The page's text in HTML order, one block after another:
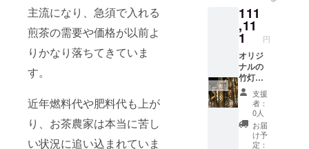
主流になり、急須で入れる
煎茶の需要や価格が以前よ
りかなり落ちてきていま
す。
近年燃料代や肥料代も上が
り、お茶農家は本当に苦し
い状況に追い込まれていま
にて/保
存方
法 福
岡県八
女市黒
木町笠
原/原産
地
80g/内
容量
2025年
味期
限 袋
の封を
して、
冷暗所
にて/保
存方
法 福
・よも
ぎオイ
ル/名
称 よ
もぎ、
太白ご
ま油/原
料
30ml/内
容量
・よも
ぎ軟膏/
名称
膏）の
４セッ
ト。 合
計28
点！！
(ネット
販売価
格
77,600
円分) 徳
柴農園
の販売
サイト
い。 抹
茶とよ
もぎ茶
は半分
の量に
なりま
す。
例）煎
茶１
kg、紅
茶１
kg、ほ
うじ茶
111
,11
1 円
オリジ
ナルの
竹灯籠
+徳柴農
園販売
サイト
で使え
る10万
円のギ
支援
者：
0人
お届
け予
定：